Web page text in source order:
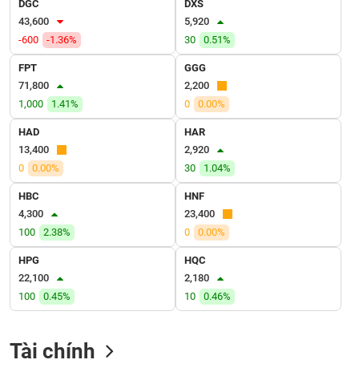
DGC
43,600
-600
-1.36%
DXS
5,920
30
0.51%
FPT
71,800
1,000
1.41%
GGG
2,200
0
0.00%
HAD
13,400
0
0.00%
HAR
2,920
30
1.04%
HBC
4,300
100
2.38%
HNF
23,400
0
0.00%
HPG
22,100
100
0.45%
HQC
2,180
10
0.46%
Tài chính
VỤ
TRUYỀN
THÔNG
TIỆN
ÍCH
BẤT
ĐỘNG
SẢN
Mã
chứng